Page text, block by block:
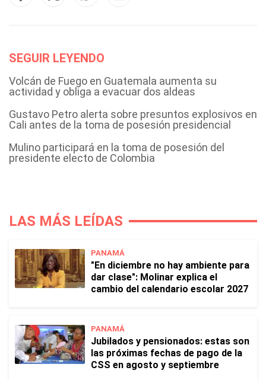
SEGUIR LEYENDO
Volcán de Fuego en Guatemala aumenta su
actividad y obliga a evacuar dos aldeas
Gustavo Petro alerta sobre presuntos explosivos en
Cali antes de la toma de posesión presidencial
Mulino participará en la toma de posesión del
presidente electo de Colombia
LAS MÁS LEÍDAS
PANAMÁ
"En diciembre no hay ambiente para
dar clase": Molinar explica el
cambio del calendario escolar 2027
PANAMÁ
Jubilados y pensionados: estas son
las próximas fechas de pago de la
CSS en agosto y septiembre